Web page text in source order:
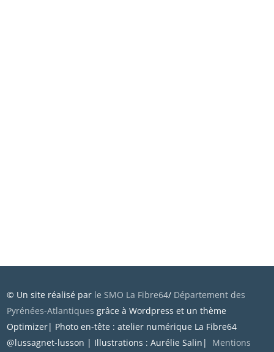
© Un site réalisé par le SMO La Fibre64/ Département des
Pyrénées-Atlantiques grâce à Wordpress et un thème
Optimizer| Photo en-tête : atelier numérique La Fibre64
@lussagnet-lusson | Illustrations : Aurélie Salin| Mentions